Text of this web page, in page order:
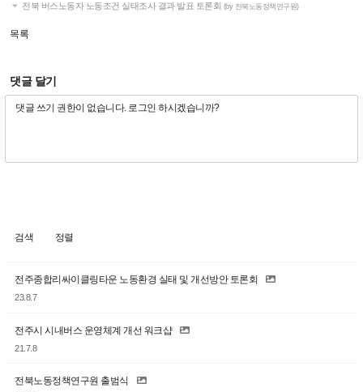
전북 버스노동자 노동조건 실태조사 결과 발표 토론회 (by 전북노동정책연구원)
목록
댓글 달기
검색 정렬
전주종합리싸이클링타운 노동환경 실태 및 개선방안 토론회
23.8.7
전주시 시내버스 운영체계 개선 워크샵
21.7.8
전북노동정책연구원 출범식